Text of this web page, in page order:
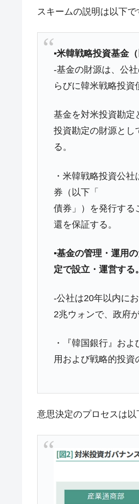
Fact1
Fact1 今話題の「楽天ライ
Fact1 奇跡の毛色「白毛
Fact1 平成仮面ライダー
Fact1 発表から2日で大崩
Fact1
Fact1 セレクトセールの
スキームの説明は以下で
▪米韓戦略投資基金
-基金の財源は、公
らびに韓米戦略投資
基金を対米投資勘定
投資勘定の財源とし
る。
・米韓戦略投資公
券（以下「
債券」）を発行する
還を保証する。
▪基金の管理・運用
定で設立・運営する。
-公社は20年以内に
2兆ウォンで、政府
・『韓国銀行』お
用および戦略的投資
意思決定のプロセスは以